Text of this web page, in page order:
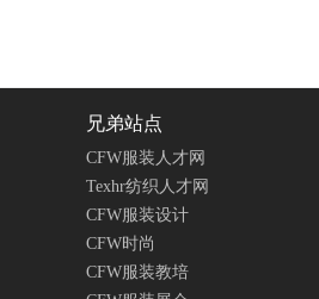
兄弟站点
CFW服装人才网
Texhr纺织人才网
CFW服装设计
CFW时尚
CFW服装教培